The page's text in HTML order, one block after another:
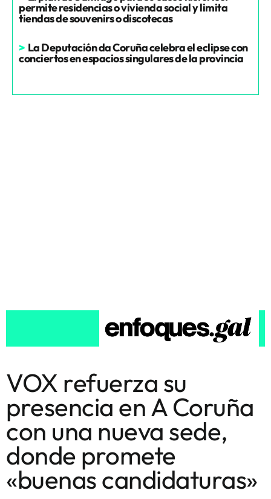
permite residencias o vivienda social y limita
tiendas de souvenirs o discotecas
> La Deputación da Coruña celebra el eclipse con
conciertos en espacios singulares de la provincia
VOX refuerza su
presencia en A Coruña
con una nueva sede,
donde promete
«buenas candidaturas»